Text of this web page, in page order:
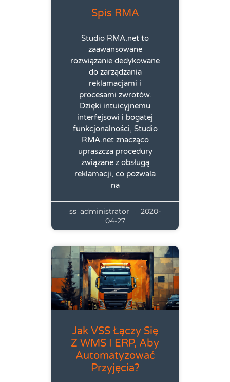
Spis RMA
Studio RMA.net to
zaawansowane
rozwiązanie dedykowane
do zarządzania
reklamacjami i
procesami zwrotów.
Dzięki intuicyjnemu
interfejsowi i bogatej
funkcjonalności, Studio
RMA.net znacząco
upraszcza procedury
związane z obsługą
reklamacji, co pozwala
na
ss_administrator
2020-
04-27
Jak VSS Łączy Się
Z WMS I ERP, Aby
Automatyzować
Przyjęcia?